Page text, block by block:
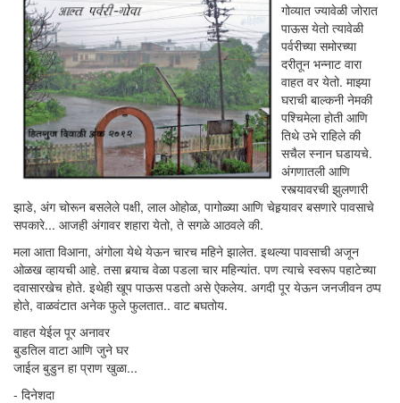
गोव्यात ज्यावेळी जोरात
पाऊस येतो त्यावेळी
पर्वरीच्या समोरच्या
दरीतून भन्नाट वारा
वाहत वर येतो. माझ्या
घराची बाल्कनी नेमकी
पश्चिमेला होती आणि
तिथे उभे राहिले की
सचैल स्नान घडायचे.
अंगणातली आणि
रस्त्यावरची झुलणारी
झाडे, अंग चोरून बसलेले पक्षी, लाल ओहोळ, पागोळ्या आणि चेहर्‍यावर बसणारे पावसाचे
सपकारे... आजही अंगावर शहारा येतो, ते सगळे आठवले की.
मला आता विआना, अंगोला येथे येऊन चारच महिने झालेत. इथल्या पावसाची अजून
ओळख व्हायची आहे. तसा बर्‍याच वेळा पडला चार महिन्यांत. पण त्याचे स्वरूप पहाटेच्या
दवासारखेच होते. इथेही खूप पाऊस पडतो असे ऐकलेय. अगदी पूर येऊन जनजीवन ठप्प
होते, वाळवंटात अनेक फुले फुलतात.. वाट बघतोय.
वाहत येईल पूर अनावर
बुडतिल वाटा आणि जुने घर
जाईल बुडुन हा प्राण खुळा...
- दिनेशदा